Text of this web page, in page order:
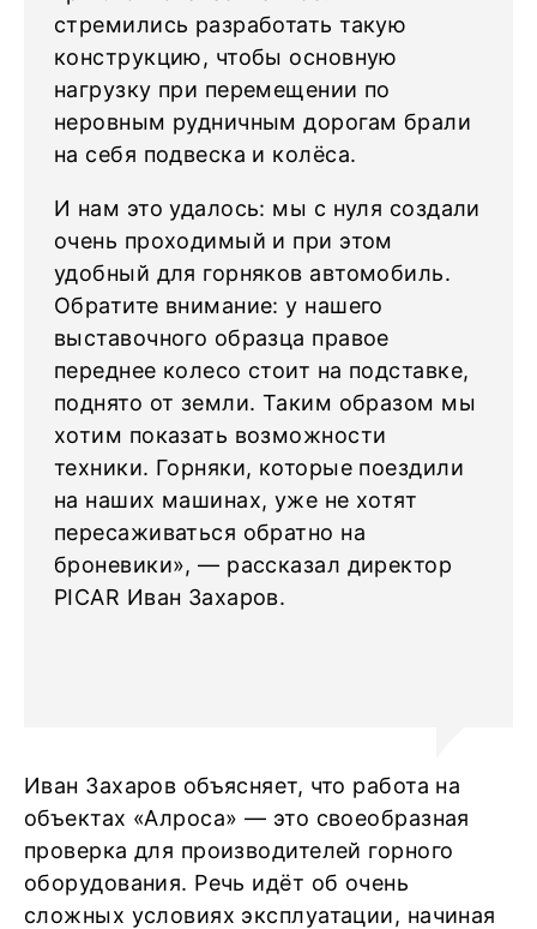
стремились разработать такую
конструкцию, чтобы основную
нагрузку при перемещении по
неровным рудничным дорогам брали
на себя подвеска и колёса.
И нам это удалось: мы с нуля создали
очень проходимый и при этом
удобный для горняков автомобиль.
Обратите внимание: у нашего
выставочного образца правое
переднее колесо стоит на подставке,
поднято от земли. Таким образом мы
хотим показать возможности
техники. Горняки, которые поездили
на наших машинах, уже не хотят
пересаживаться обратно на
броневики», — рассказал директор
PICAR Иван Захаров.
Иван Захаров объясняет, что работа на
объектах «Алроса» — это своеобразная
проверка для производителей горного
оборудования. Речь идёт об очень
сложных условиях эксплуатации, начиная